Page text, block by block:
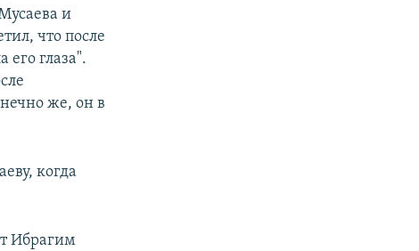
и
что после
его глаза".
же, он в
когда
Ибрагим